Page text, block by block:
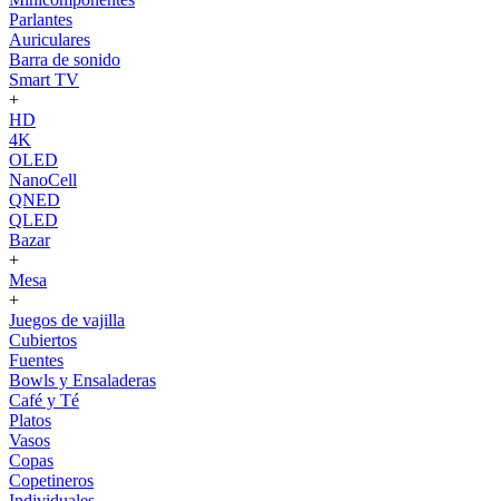
Parlantes
Auriculares
Barra de sonido
Smart TV
+
HD
4K
OLED
NanoCell
QNED
QLED
Bazar
+
Mesa
+
Juegos de vajilla
Cubiertos
Fuentes
Bowls y Ensaladeras
Café y Té
Platos
Vasos
Copas
Copetineros